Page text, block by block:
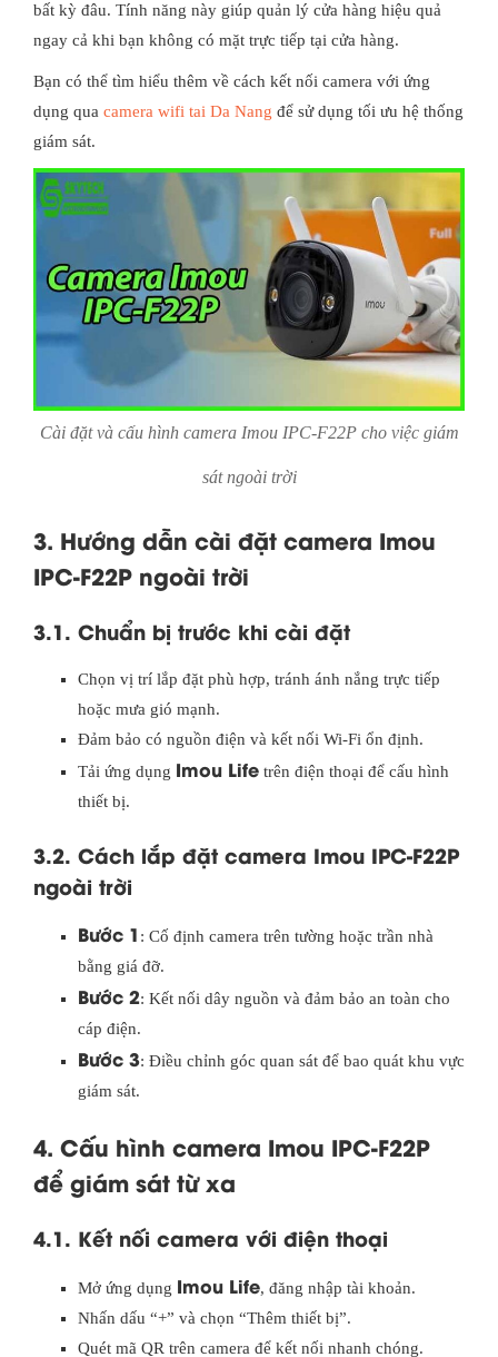
bất kỳ đâu. Tính năng này giúp quản lý cửa hàng hiệu quả
ngay cả khi bạn không có mặt trực tiếp tại cửa hàng.
Bạn có thể tìm hiểu thêm về cách kết nối camera với ứng
dụng qua camera wifi tai Da Nang để sử dụng tối ưu hệ thống
giám sát.
Cài đặt và cấu hình camera Imou IPC-F22P cho việc giám
sát ngoài trời
3. Hướng dẫn cài đặt camera Imou
IPC-F22P ngoài trời
3.1. Chuẩn bị trước khi cài đặt
Chọn vị trí lắp đặt phù hợp, tránh ánh nắng trực tiếp
hoặc mưa gió mạnh.
Đảm bảo có nguồn điện và kết nối Wi-Fi ổn định.
Tải ứng dụng Imou Life trên điện thoại để cấu hình
thiết bị.
3.2. Cách lắp đặt camera Imou IPC-F22P
ngoài trời
Bước 1 : Cố định camera trên tường hoặc trần nhà
bằng giá đỡ.
Bước 2: Kết nối dây nguồn và đảm bảo an toàn cho
cáp điện.
Bước 3: Điều chỉnh góc quan sát để bao quát khu vực
giám sát.
4. Cấu hình camera Imou IPC-F22P
để giám sát từ xa
4.1. Kết nối camera với điện thoại
Mở ứng dụng Imou Life, đăng nhập tài khoản.
Nhấn dấu “+” và chọn “Thêm thiết bị”.
Quét mã QR trên camera để kết nối nhanh chóng.